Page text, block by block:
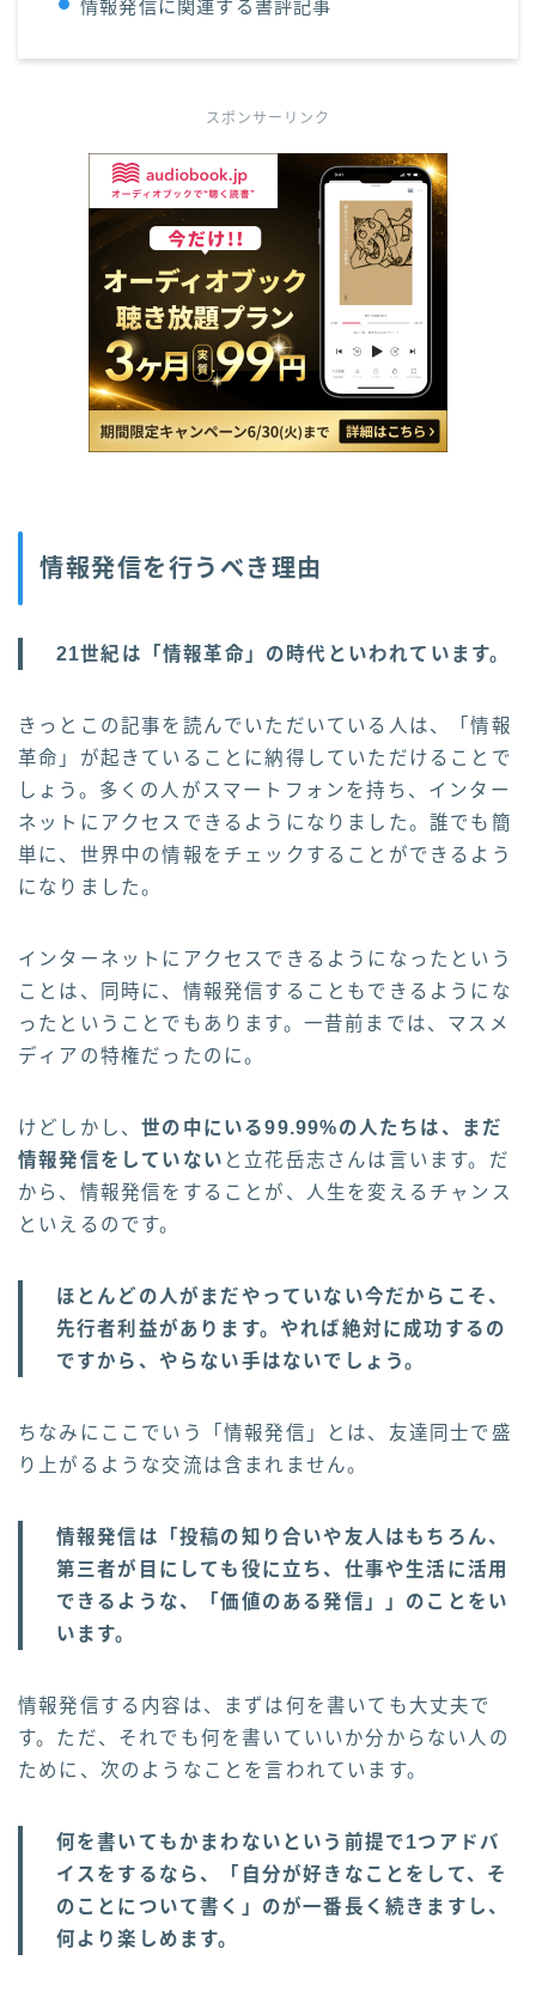
情報発信に関連する書評記事
スポンサーリンク
情報発信を行うべき理由
21世紀は「情報革命」の時代といわれています。
きっとこの記事を読んでいただいている人は、「情報
革命」が起きていることに納得していただけることで
しょう。多くの人がスマートフォンを持ち、インター
ネットにアクセスできるようになりました。誰でも簡
単に、世界中の情報をチェックすることができるよう
になりました。
インターネットにアクセスできるようになったという
ことは、同時に、情報発信することもできるようにな
ったということでもあります。一昔前までは、マスメ
ディアの特権だったのに。
けどしかし、世の中にいる99.99%の人たちは、まだ
情報発信をしていない と立花岳志さんは言います。だ
から、情報発信をすることが、人生を変えるチャンス
といえるのです。
ほとんどの人がまだやっていない今だからこそ、
先行者利益があります。やれば絶対に成功するの
ですから、やらない手はないでしょう。
ちなみにここでいう「情報発信」とは、友達同士で盛
り上がるような交流は含まれません。
情報発信は「投稿の知り合いや友人はもちろん、
第三者が目にしても役に立ち、仕事や生活に活用
できるような、「価値のある発信」」のことをい
います。
情報発信する内容は、まずは何を書いても大丈夫で
す。ただ、それでも何を書いていいか分からない人の
ために、次のようなことを言われています。
何を書いてもかまわないという前提で1つアドバ
イスをするなら、「自分が好きなことをして、そ
のことについて書く」のが一番長く続きますし、
何より楽しめます。